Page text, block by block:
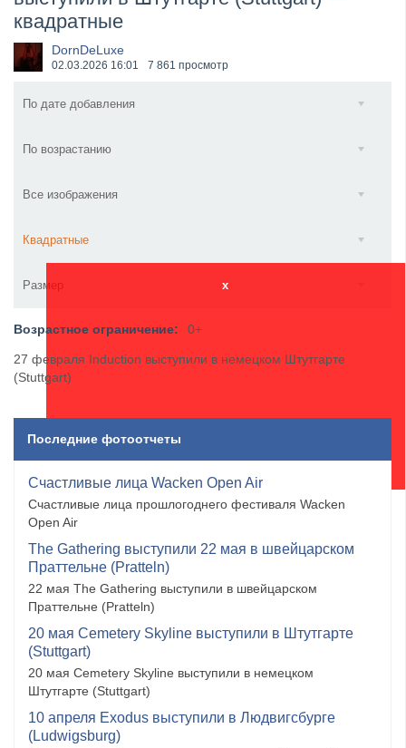
​Anthrax выпустили новый сингл и клип «Everybod...
квадратные
DornDeLuxe
02.03.2026 16:01 7 861 просмотр
По дате добавления
По возрастанию
Все изображения
Квадратные
Размер x
Возрастное ограничение: 0+
27 февраля Induction выступили в немецком Штутгарте
(Stuttgart)
Последние фотоотчеты
Счастливые лица Wacken Open Air
Счастливые лица прошлогоднего фестиваля Wacken
Open Air
The Gathering выступили 22 мая в швейцарском
Праттельне (Pratteln)
22 мая The Gathering выступили в швейцарском
Праттельне (Pratteln)
20 мая Cemetery Skyline выступили в Штутгарте
(Stuttgart)
20 мая Cemetery Skyline выступили в немецком
Штутгарте (Stuttgart)
10 апреля Exodus выступили в Людвигсбурге
(Ludwigsburg)